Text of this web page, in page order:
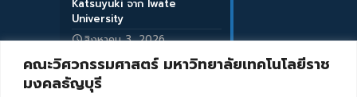
คณะวิศวกรรมศาสตร์ มหาวิทยาลัยเทคโนโลยีราช
มงคลธัญบุรี
Katsuyuki จาก Iwate
University
สิงหาคม 3, 2026